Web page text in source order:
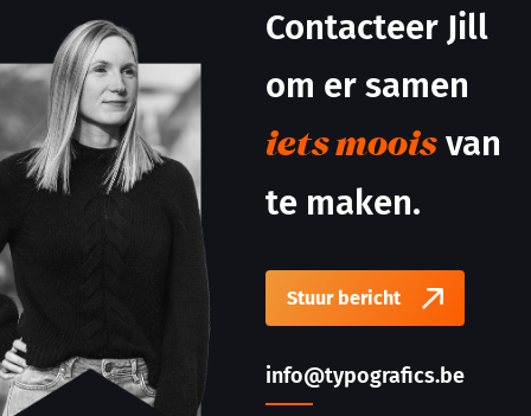
Contacteer Jill
om er samen
iets moois van
te maken.
Stuur bericht
info@typografics.be